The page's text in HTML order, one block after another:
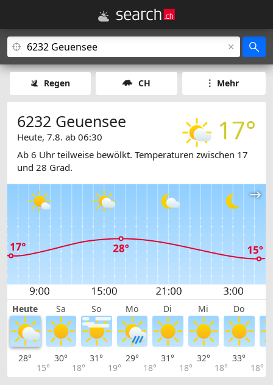
Regen CH Mehr
17°
6232 Geuensee
Heute, 7.8. ab 06:30
Ab 6 Uhr teilweise bewölkt. Temperaturen zwischen 17
und 28 Grad.
Heute Sa So Mo Di Mi Do
28°
15°
30°
18°
31°
19°
29°
18°
31°
18°
32°
18°
33°
18°